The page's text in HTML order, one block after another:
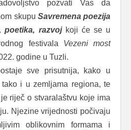
pozvati Vas da
skupu Savremena poezija
poetika, razvojkoji će se u
festivala Vezeni most
godine u Tuzli.
sve prisutnija, kako u
i u zemljama regiona, te
riječ o stvaralaštvu koje ima
Njezine vrijednosti počivaju
oblikovnim formama i